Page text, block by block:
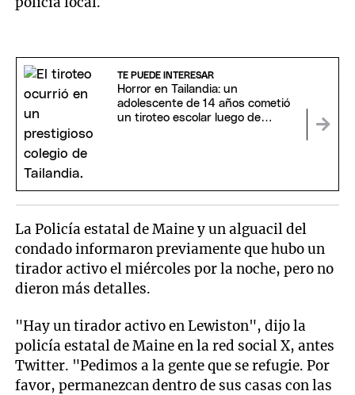
TE PUEDE INTERESAR
Horror en Tailandia: un
adolescente de 14 años cometió
un tiroteo escolar luego de
La Policía estatal de Maine y un alguacil del
condado informaron previamente que hubo un
tirador activo el miércoles por la noche, pero no
dieron más detalles.
"Hay un tirador activo en Lewiston", dijo la
policía estatal de Maine en la red social X, antes
Twitter. "Pedimos a la gente que se refugie. Por
favor, permanezcan dentro de sus casas con las